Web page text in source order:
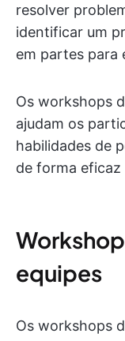
resolver
identificar um
em partes para
Os workshops
ajudam os
habilidades de
de forma eficaz
equipes
Os workshops